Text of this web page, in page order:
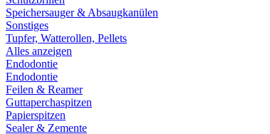
Speichersauger & Absaugkanülen
Sonstiges
Tupfer, Watterollen, Pellets
Alles anzeigen
Endodontie
Endodontie
Feilen & Reamer
Guttaperchaspitzen
Papierspitzen
Sealer & Zemente